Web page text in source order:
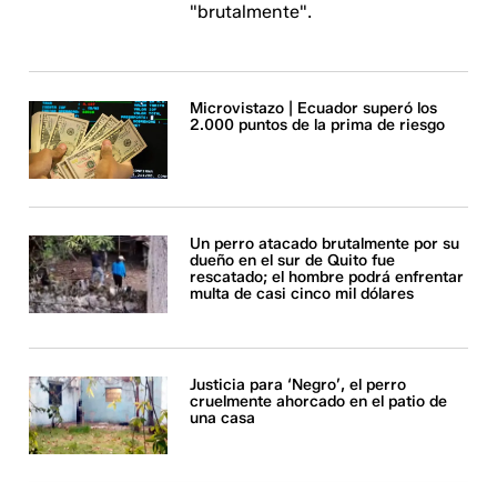
"brutalmente".
Microvistazo | Ecuador superó los
2.000 puntos de la prima de riesgo
Un perro atacado brutalmente por su
dueño en el sur de Quito fue
rescatado; el hombre podrá enfrentar
multa de casi cinco mil dólares
Justicia para ‘Negro’, el perro
cruelmente ahorcado en el patio de
una casa